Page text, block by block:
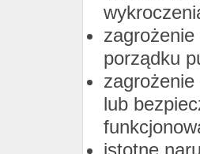
porządku
lub
istotne